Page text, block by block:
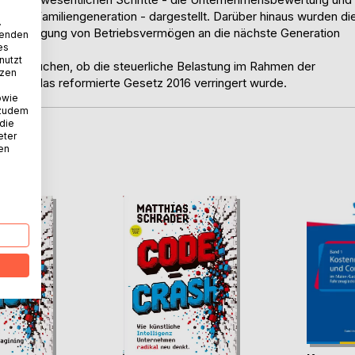
Familiengeneration - dargestellt. Darüber hinaus wurden
von Betriebsvermögen an die nächste Generation
ob die steuerliche Belastung im Rahmen der
das reformierte Gesetz 2016 verringert wurde.